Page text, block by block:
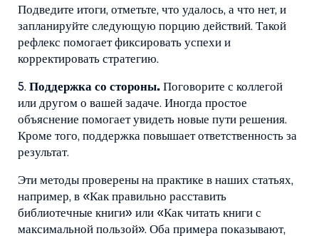
Подведите итоги, отметьте, что удалось, а что нет, и
запланируйте следующую порцию действий. Такой
рефлекс помогает фиксировать успехи и
корректировать стратегию.
5. Поддержка со стороны. Поговорите с коллегой
или другом о вашей задаче. Иногда простое
объяснение помогает увидеть новые пути решения.
Кроме того, поддержка повышает ответственность за
результат.
Эти методы проверены на практике в наших статьях,
например, в «Как правильно расставить
библиотечные книги» или «Как читать книги с
максимальной пользой». Оба примера показывают,